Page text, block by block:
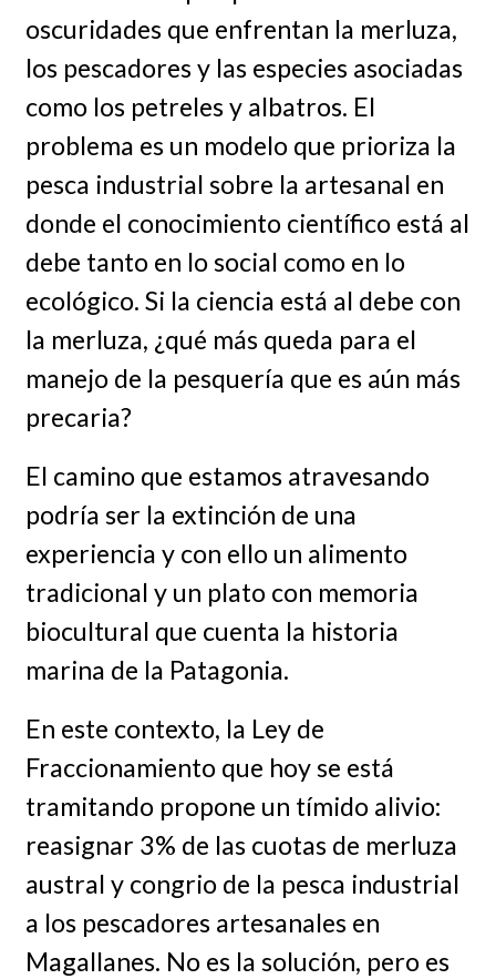
oscuridades que enfrentan la merluza,
los pescadores y las especies asociadas
como los petreles y albatros. El
problema es un modelo que prioriza la
pesca industrial sobre la artesanal en
donde el conocimiento científico está al
debe tanto en lo social como en lo
ecológico. Si la ciencia está al debe con
la merluza, ¿qué más queda para el
manejo de la pesquería que es aún más
precaria?
El camino que estamos atravesando
podría ser la extinción de una
experiencia y con ello un alimento
tradicional y un plato con memoria
biocultural que cuenta la historia
marina de la Patagonia.
En este contexto, la Ley de
Fraccionamiento que hoy se está
tramitando propone un tímido alivio:
reasignar 3% de las cuotas de merluza
austral y congrio de la pesca industrial
a los pescadores artesanales en
Magallanes. No es la solución, pero es